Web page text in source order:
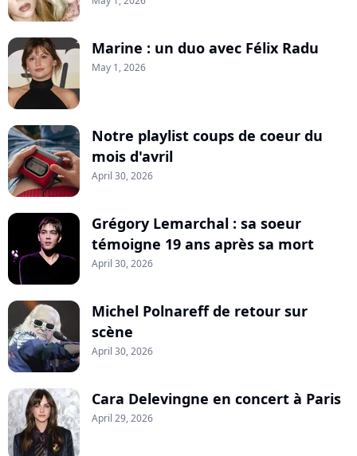
Marine : un duo avec Félix Radu
May 1, 2026
Notre playlist coups de coeur du
mois d'avril
April 30, 2026
Grégory Lemarchal : sa soeur
témoigne 19 ans après sa mort
April 30, 2026
Michel Polnareff de retour sur
scène
April 30, 2026
Cara Delevingne en concert à Paris
April 29, 2026